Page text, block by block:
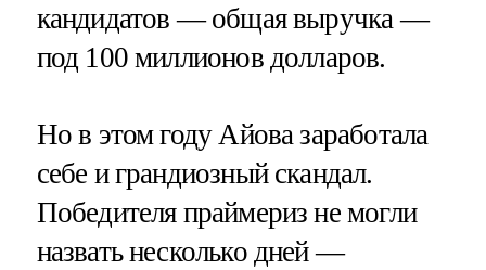
кандидатов — общая выручка —
под 100 миллионов долларов.
Но в этом году Айова заработала
себе и грандиозный скандал.
Победителя праймериз не могли
назвать несколько дней —